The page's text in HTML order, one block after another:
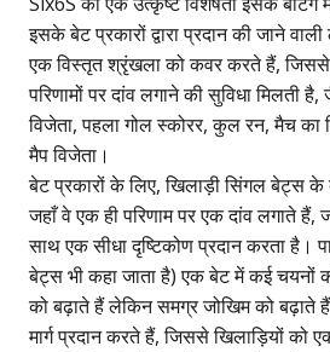
इसके बेट प्रकारों द्वारा प्रदान की जाने
एक विस्तृत श्रृंखला को कवर करते हैं, जिससे
परिणामों पर दांव लगाने की सुविधा मिलती
विजेता, पहला गोल स्कोरर, कुल रन, मैच का
मैप विजेता।
बेट प्रकारों के लिए, खिलाड़ी सिंगल बेट्स
जहाँ वे एक ही परिणाम पर एक दांव लगाते हैं,
साथ एक सीधा दृष्टिकोण प्रदान करता है।
बेट्स भी कहा जाता है) एक बेट में कई चयनों
को बढ़ाते हैं लेकिन समग्र जोखिम को
मार्ग प्रदान करते हैं, जिससे खिलाड़ियों को